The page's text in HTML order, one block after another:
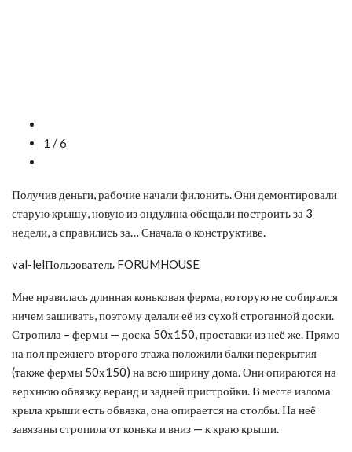
1 / 6
Получив деньги, рабочие начали филонить. Они демонтировали
старую крышу, новую из ондулина обещали построить за 3
недели, а справились за… Сначала о конструктиве.
val-lelПользователь FORUMHOUSE
Мне нравилась длинная коньковая ферма, которую не собирался
ничем зашивать, поэтому делали её из сухой строганной доски.
Стропила – фермы — доска 50х150, проставки из неё же. Прямо
на пол прежнего второго этажа положили балки перекрытия
(также фермы 50х150) на всю ширину дома. Они опираются на
верхнюю обвязку веранд и задней пристройки. В месте излома
крыла крыши есть обвязка, она опирается на столбы. На неё
завязаны стропила от конька и вниз — к краю крыши.